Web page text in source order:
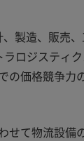
製造、販売
ジスティ
価格競争
て物流設備